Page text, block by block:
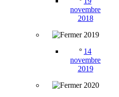
novembre
2018
2019
º 14
novembre
2019
2020